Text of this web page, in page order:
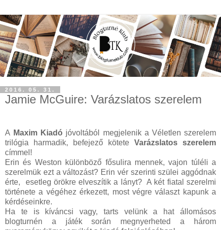
2016. 05. 31.
Jamie McGuire: Varázslatos szerelem
A Maxim Kiadó jóvoltából megjelenik a Véletlen szerelem
trilógia harmadik, befejező kötete Varázslatos szerelem
címmel!
Erin és Weston különböző fősulira mennek, vajon túléli a
szerelmük ezt a változást? Erin vér szerinti szülei aggódnak
érte, esetleg örökre elveszítik a lányt? A két fiatal szerelmi
története a végéhez érkezett, most végre választ kapunk a
kérdéseinkre.
Ha te is kíváncsi vagy, tarts velünk a hat állomásos
blogturnén a játék során megnyerheted a három